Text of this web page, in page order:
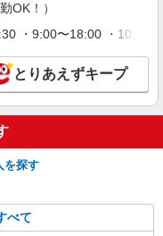
OK！）
・9:00〜18:00 ・
とりあえずキープ
を探す
べて